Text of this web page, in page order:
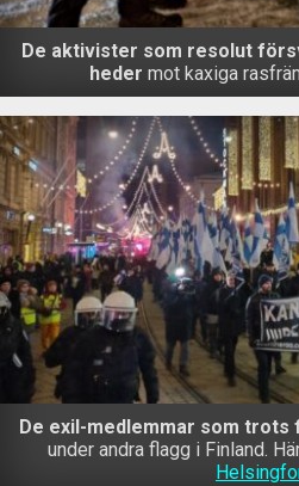
De aktivister som resolut
heder mot kaxiga
De exil-medlemmar som
under andra flagg i Finland.